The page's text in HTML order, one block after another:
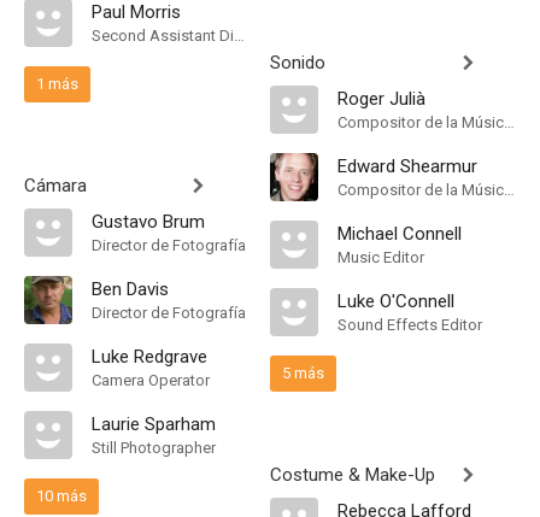
Paul Morris
Second Assistant Director
1 más
Cámara
Gustavo Brum
Director de Fotografía
Ben Davis
Director de Fotografía
Luke Redgrave
Camera Operator
Laurie Sparham
Still Photographer
10 más
Sonido
Roger Julià
Compositor de la Música Original
Edward Shearmur
Compositor de la Música Original
Michael Connell
Music Editor
Luke O'Connell
Sound Effects Editor
5 más
Costume & Make-Up
Rebecca Lafford